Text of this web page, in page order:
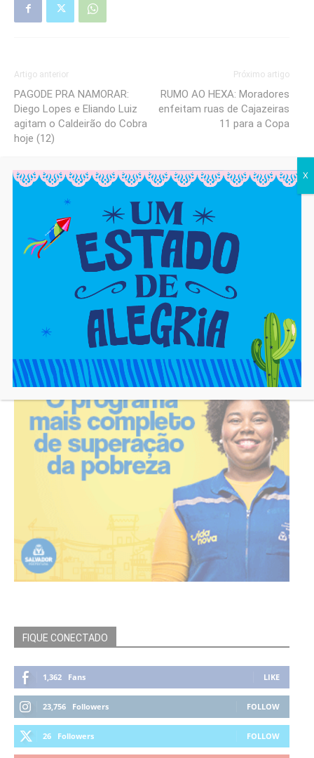
Artigo anterior
PAGODE PRA NAMORAR:
Diego Lopes e Eliando Luiz
agitam o Caldeirão do Cobra
hoje (12)
Próximo artigo
RUMO AO HEXA: Moradores
enfeitam ruas de Cajazeiras
11 para a Copa
cjadm
https://cajaon.com.br
FIQUE CONECTADO
1,362 Fans LIKE
23,756 Followers FOLLOW
26 Followers FOLLOW
X